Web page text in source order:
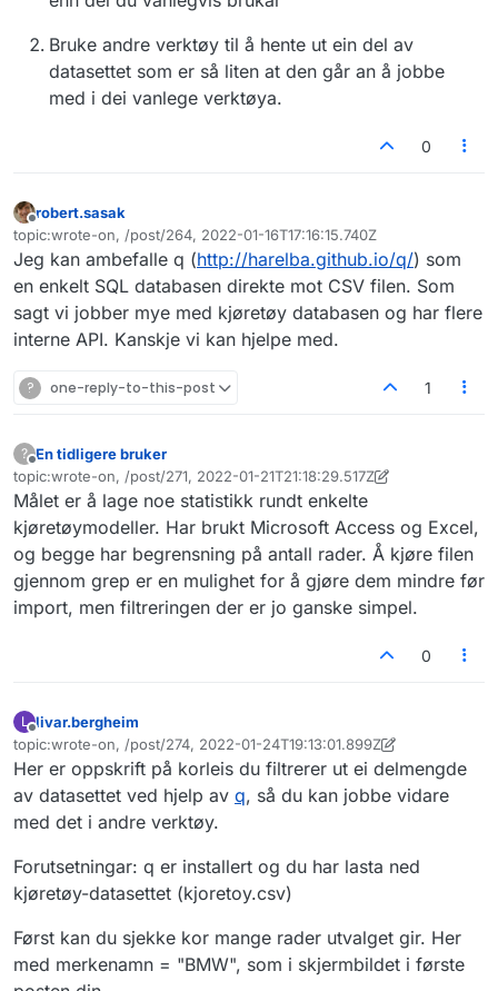
Bruke andre verktøy til å hente ut ein del av
datasettet som er så liten at den går an å jobbe
med i dei vanlege verktøya.
0
Frakoblet
robert.sasak
topic:wrote-on, /post/264, 2022-01-16T17:16:15.740Z
Sist endret av
Jeg kan ambefalle q (http://harelba.github.io/q/) som
en enkelt SQL databasen direkte mot CSV filen. Som
sagt vi jobber mye med kjøretøy databasen og har flere
interne API. Kanskje vi kan hjelpe med.
? one-reply-to-this-post 1
?
Frakoblet
En tidligere bruker
topic:wrote-on, /post/271, 2022-01-21T21:18:29.517Z
Sist endret av En tidligere bruker
Målet er å lage noe statistikk rundt enkelte
kjøretøymodeller. Har brukt Microsoft Access og Excel,
og begge har begrensning på antall rader. Å kjøre filen
gjennom grep er en mulighet for å gjøre dem mindre før
import, men filtreringen der er jo ganske simpel.
0
L
Frakoblet
livar.bergheim
topic:wrote-on, /post/274, 2022-01-24T19:13:01.899Z
Sist endret av livar.bergheim2. sep. 2022, 08:16
Her er oppskrift på korleis du filtrerer ut ei delmengde
av datasettet ved hjelp av q, så du kan jobbe vidare
med det i andre verktøy.
Forutsetningar: q er installert og du har lasta ned
kjøretøy-datasettet (kjoretoy.csv)
Først kan du sjekke kor mange rader utvalget gir. Her
med merkenamn = "BMW", som i skjermbildet i første